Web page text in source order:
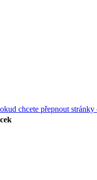
chcete přepnout